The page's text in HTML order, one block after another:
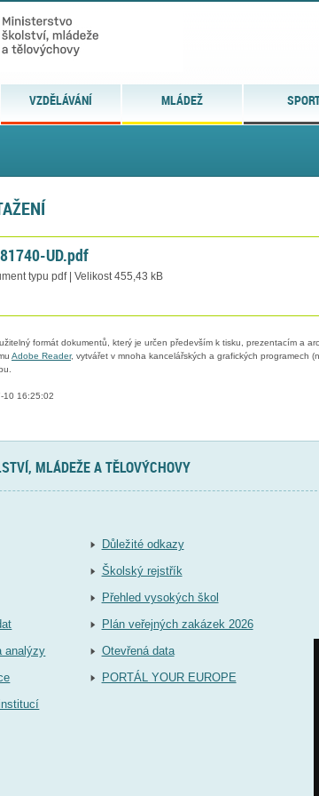
VZDĚLÁVÁNÍ MLÁDEŽ
UD.pdf
typu pdf | Velikost 455,43 kB
formát dokumentů, který je určen především k tisku, prezentacím a
Adobe Reader, vytvářet v mnoha kancelářských a grafických programech
10 16:25:02
MLÁDEŽE A TĚLOVÝCHOVY
analýzy
Důležité odkazy
Školský rejstřík
Přehled vysokých škol
Plán veřejných zakázek 2026
Otevřená data
PORTÁL YOUR EUROPE